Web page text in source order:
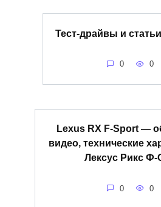
Тест-драйвы и
0 0
Lexus RX F-Sport —
видео, технические
Лексус Рикс Ф-
0 0